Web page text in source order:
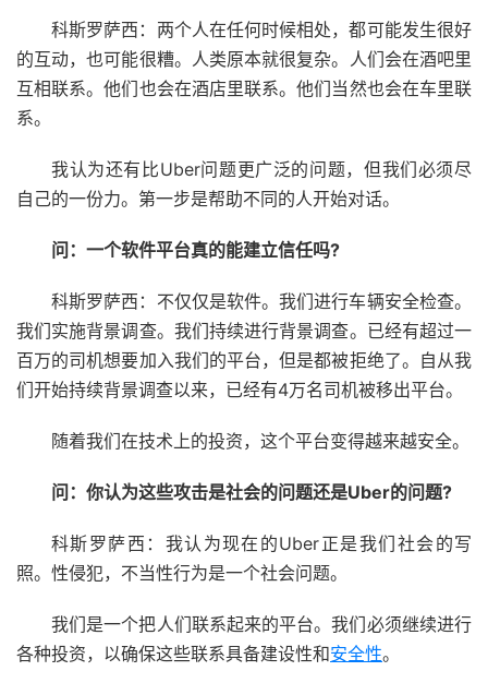
科斯罗萨西：两个人在任何时候相处，都可能发生很好
的互动，也可能很糟。人类原本就很复杂。人们会在酒吧里
互相联系。他们也会在酒店里联系。他们当然也会在车里联
系。
我认为还有比Uber问题更广泛的问题，但我们必须尽
自己的一份力。第一步是帮助不同的人开始对话。
问：一个软件平台真的能建立信任吗?
科斯罗萨西：不仅仅是软件。我们进行车辆安全检查。
我们实施背景调查。我们持续进行背景调查。已经有超过一
百万的司机想要加入我们的平台，但是都被拒绝了。自从我
们开始持续背景调查以来，已经有4万名司机被移出平台。
随着我们在技术上的投资，这个平台变得越来越安全。
问：你认为这些攻击是社会的问题还是Uber的问题?
科斯罗萨西：我认为现在的Uber正是我们社会的写
照。性侵犯，不当性行为是一个社会问题。
我们是一个把人们联系起来的平台。我们必须继续进行
各种投资，以确保这些联系具备建设性和安全性。